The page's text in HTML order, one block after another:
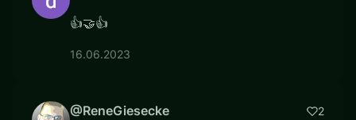
👍🤝👍
16.06.2023
@ReneGiesecke 2